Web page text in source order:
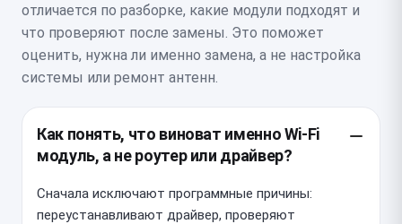
отличается по разборке, какие модули подходят и
что проверяют после замены. Это поможет
оценить, нужна ли именно замена, а не настройка
системы или ремонт антенн.
Как понять, что виноват именно Wi‑Fi
модуль, а не роутер или драйвер?
Сначала исключают программные причины:
переустанавливают драйвер, проверяют